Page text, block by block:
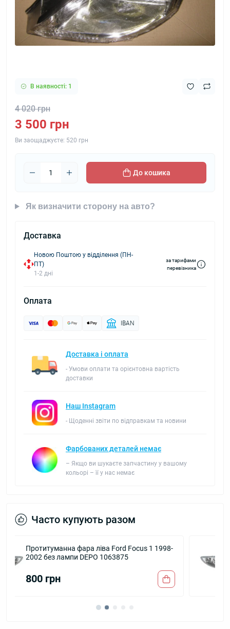
В наявності: 1
4 020 грн
3 500 грн
Ви заощаджуєте: 520 грн
До кошика
Як визначити сторону на авто?
Доставка
Новою Поштою у відділення (ПН-
ПТ)
1-2 дні
за тарифами
перевізника
Оплата
IBAN
Доставка і оплата
- Умови оплати та орієнтовна вартість
доставки
Наш Instagram
- Щоденні звіти по відправкам та новини
Фарбованих деталей немає
– Якщо ви шукаєте запчастину у вашому
кольорі – її у нас немає
Часто купують разом
Протитуманна фара права Ford Focus 1
1998-2002 без лампи DEPO 1063877